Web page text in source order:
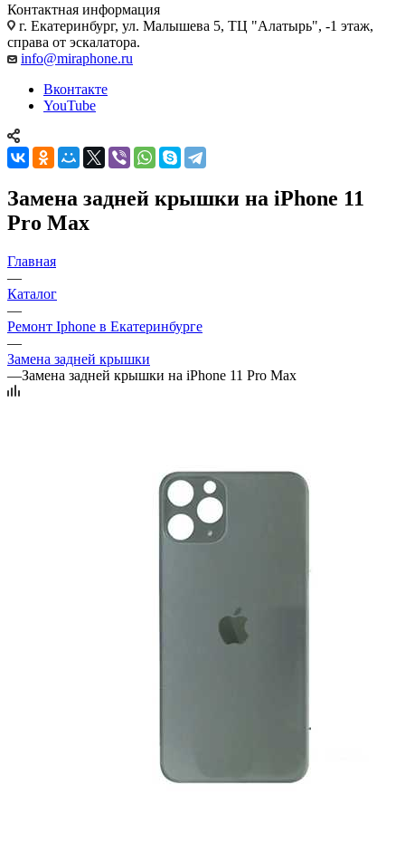
Контактная информация
г. Екатеринбург, ул. Малышева 5, ТЦ "Алатырь", -1 этаж,
справа от эскалатора.
info@miraphone.ru
Вконтакте
YouTube
Замена задней крышки на iPhone 11
Pro Max
Главная
—
Каталог
—
Ремонт Iphone в Екатеринбурге
—
Замена задней крышки
—Замена задней крышки на iPhone 11 Pro Max